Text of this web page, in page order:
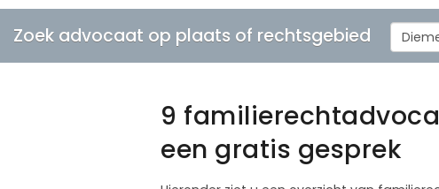
Zoek advocaat op plaats of rechtsgebied
9
een gratis gesprek